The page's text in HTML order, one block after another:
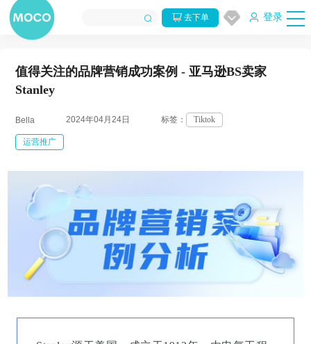
去下单 登录
值得关注的品牌营销成功案例 - 亚马逊BS卖家
Stanley
Bella 2024年04月24日 标签： Tiktok
运营推广